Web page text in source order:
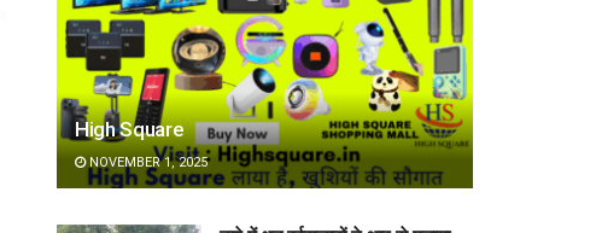
High Square
NOVEMBER 1, 2025